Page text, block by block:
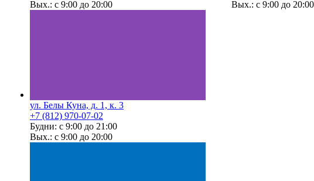
Вых.: с 9:00 до 20:00
ул. Белы Куна, д. 1, к. 3
+7 (812) 970-07-02
Будни: с 9:00 до 21:00
Вых.: с 9:00 до 20:00
Вых.: с 9:00 до 20:00